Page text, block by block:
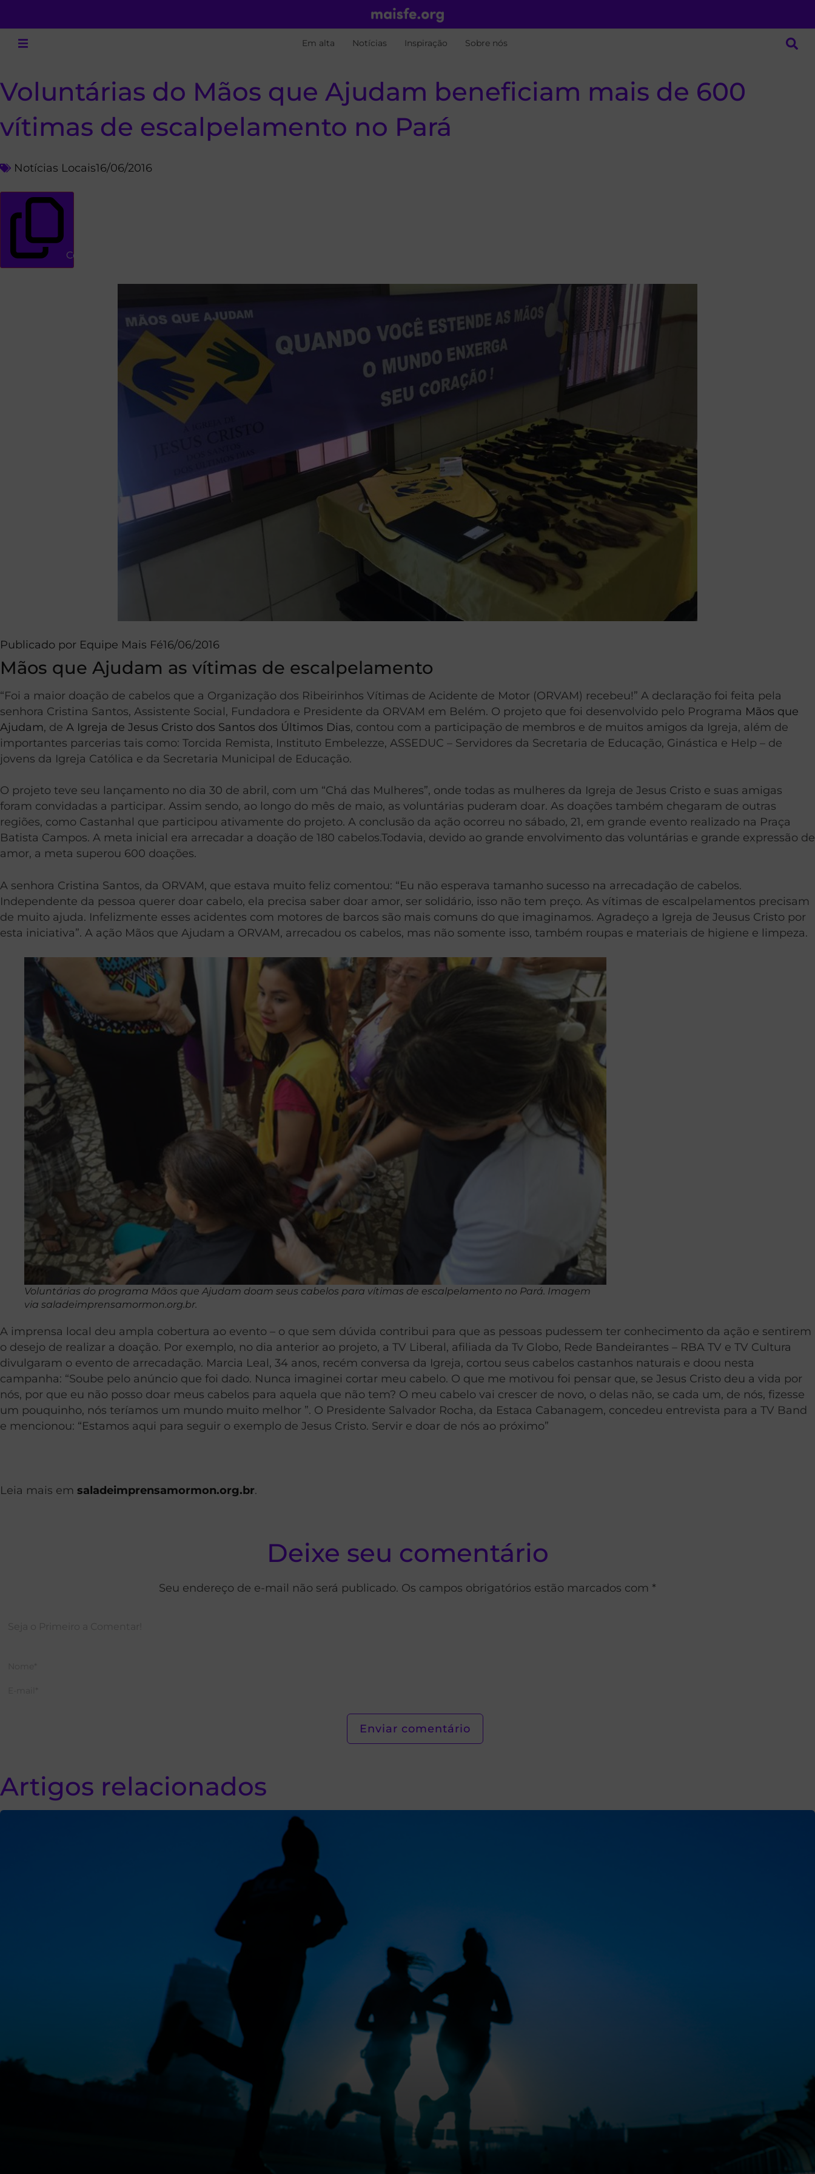
Em alta Notícias Inspiração Sobre nós
Voluntárias do Mãos que Ajudam beneficiam mais de 600
vítimas de escalpelamento no Pará
Notícias Locais16/06/2016
Copiar link
Publicado por Equipe Mais Fé16/06/2016
Mãos que Ajudam as vítimas de escalpelamento
“Foi a maior doação de cabelos que a Organização dos Ribeirinhos Vítimas de Acidente de Motor (ORVAM) recebeu!” A declaração foi feita pela
senhora Cristina Santos, Assistente Social, Fundadora e Presidente da ORVAM em Belém. O projeto que foi desenvolvido pelo Programa Mãos que
Ajudam, de A Igreja de Jesus Cristo dos Santos dos Últimos Dias, contou com a participação de membros e de muitos amigos da Igreja, além de
importantes parcerias tais como: Torcida Remista, Instituto Embelezze, ASSEDUC – Servidores da Secretaria de Educação, Ginástica e Help – de
jovens da Igreja Católica e da Secretaria Municipal de Educação.
O projeto teve seu lançamento no dia 30 de abril, com um “Chá das Mulheres”, onde todas as mulheres da Igreja de Jesus Cristo e suas amigas
foram convidadas a participar. Assim sendo, ao longo do mês de maio, as voluntárias puderam doar. As doações também chegaram de outras
regiões, como Castanhal que participou ativamente do projeto. A conclusão da ação ocorreu no sábado, 21, em grande evento realizado na Praça
Batista Campos. A meta inicial era arrecadar a doação de 180 cabelos.Todavia, devido ao grande envolvimento das voluntárias e grande expressão de
amor, a meta superou 600 doações.
A senhora Cristina Santos, da ORVAM, que estava muito feliz comentou: “Eu não esperava tamanho sucesso na arrecadação de cabelos.
Independente da pessoa querer doar cabelo, ela precisa saber doar amor, ser solidário, isso não tem preço. As vítimas de escalpelamentos precisam
de muito ajuda. Infelizmente esses acidentes com motores de barcos são mais comuns do que imaginamos. Agradeço a Igreja de Jeusus Cristo por
esta iniciativa”. A ação Mãos que Ajudam a ORVAM, arrecadou os cabelos, mas não somente isso, também roupas e materiais de higiene e limpeza.
Voluntárias do programa Mãos que Ajudam doam seus cabelos para vítimas de escalpelamento no Pará. Imagem
via saladeimprensamormon.org.br.
A imprensa local deu ampla cobertura ao evento – o que sem dúvida contribui para que as pessoas pudessem ter conhecimento da ação e sentirem
o desejo de realizar a doação. Por exemplo, no dia anterior ao projeto, a TV Liberal, afiliada da Tv Globo, Rede Bandeirantes – RBA TV e TV Cultura
divulgaram o evento de arrecadação. Marcia Leal, 34 anos, recém conversa da Igreja, cortou seus cabelos castanhos naturais e doou nesta
campanha: “Soube pelo anúncio que foi dado. Nunca imaginei cortar meu cabelo. O que me motivou foi pensar que, se Jesus Cristo deu a vida por
nós, por que eu não posso doar meus cabelos para aquela que não tem? O meu cabelo vai crescer de novo, o delas não, se cada um, de nós, fizesse
um pouquinho, nós teríamos um mundo muito melhor ”. O Presidente Salvador Rocha, da Estaca Cabanagem, concedeu entrevista para a TV Band
e mencionou: “Estamos aqui para seguir o exemplo de Jesus Cristo. Servir e doar de nós ao próximo”
Leia mais em saladeimprensamormon.org.br.
Deixe seu comentário
Seu endereço de e-mail não será publicado. Os campos obrigatórios estão marcados com *
Artigos relacionados